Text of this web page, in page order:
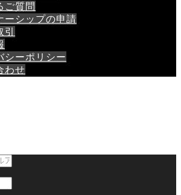
ご質問
ーシップの申請
引
シーポリシー
わせ